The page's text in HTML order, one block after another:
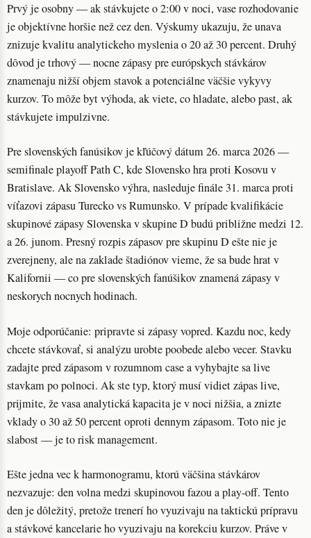
Prvý je osobny — ak stávkujete o 2:00 v noci, vase rozhodovanie
je objektívne horšie než cez den. Výskumy ukazuju, že unava
znizuje kvalitu analytickeho myslenia o 20 až 30 percent. Druhý
dôvod je trhový — nocne zápasy pre európskych stávkárov
znamenaju nižší objem stavok a potenciálne väčšie vykyvy
kurzov. To môže byt výhoda, ak viete, co hladate, alebo past, ak
stávkujete impulzivne.
Pre slovenských fanúsikov je kľúčový dátum 26. marca 2026 —
semifinale playoff Path C, kde Slovensko hra proti Kosovu v
Bratislave. Ak Slovensko výhra, nasleduje finále 31. marca proti
víťazovi zápasu Turecko vs Rumunsko. V prípade kvalifikácie
skupinové zápasy Slovenska v skupine D budú približne medzi 12.
a 26. junom. Presný rozpis zápasov pre skupinu D ešte nie je
zverejneny, ale na zaklade štadiónov vieme, že sa bude hrat v
Kalifornii — co pre slovenských fanúšikov znamená zápasy v
neskorych nocnych hodinach.
Moje odporúčanie: pripravte si zápasy vopred. Kazdu noc, kedy
chcete stávkovať, si analýzu urobte poobede alebo vecer. Stavku
zadajte pred zápasom v rozumnom case a vyhybajte sa live
stavkam po polnoci. Ak ste typ, ktorý musí vidiet zápas live,
prijmite, že vasa analytická kapacita je v noci nižšia, a znizte
vklady o 30 až 50 percent oproti dennym zápasom. Toto nie je
slabost — je to risk management.
Ešte jedna vec k harmonogramu, ktorú väčšina stávkárov
nezvazuje: den volna medzi skupinovou fazou a play-off. Tento
den je dôležitý, pretože trenerí ho vyuzivaju na taktickú prípravu
a stávkové kancelarie ho vyuzivaju na korekciu kurzov. Práve v